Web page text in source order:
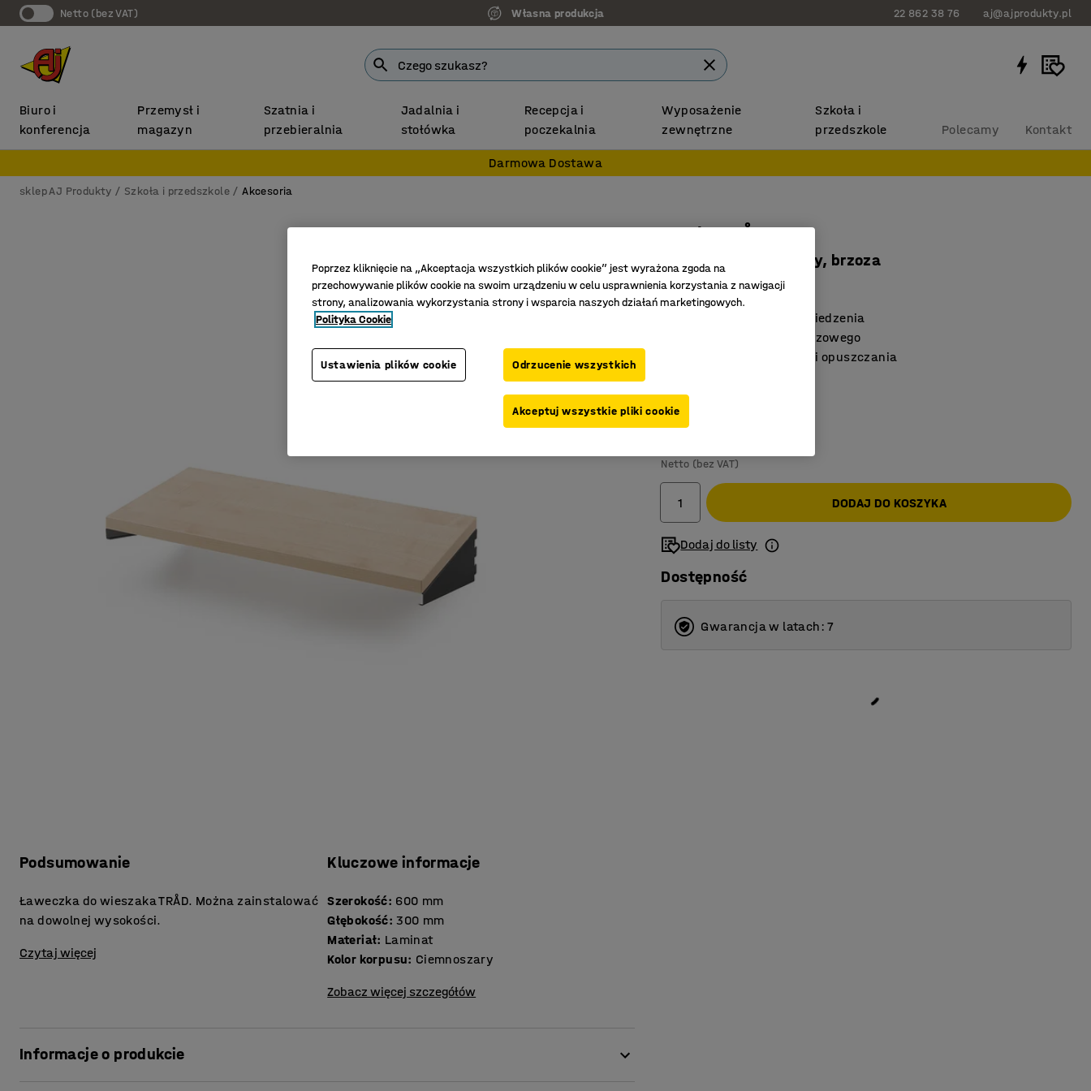
Netto (bez VAT) Własna produkcja 22 862 38 76 aj@ajprodukty.pl
Biuro i
konferencja
Przemysł i
magazyn
Szatnia i
przebieralnia
Jadalnia i
stołówka
Recepcja i
poczekalnia
Wyposażenie
zewnętrzne
Szkoła i
przedszkole
Polecamy Kontakt
Darmowa Dostawa
sklep AJ Produkty Szkoła i przedszkole Akcesoria
Podsumowanie
Ławeczka do wieszaka TRÅD. Można zainstalować
na dowolnej wysokości.
Czytaj więcej
Kluczowe informacje
Szerokość: 600 mm
Głębokość: 300 mm
Materiał: Laminat
Kolor korpusu: Ciemnoszary
Zobacz więcej szczegółów
Informacje o produkcie
Ławka TRÅD
600 mm, ciemnoszary, brzoza
Nr art.:378072
Praktyczne miejsce do siedzenia
Siedzisko z drewna brzozowego
Możliwość podnoszenia i opuszczania
Netto (bez VAT)
DODAJ DO KOSZYKA
Dodaj do listy
Dostępność
Gwarancja w latach: 7
Poprzez kliknięcie na „Akceptacja wszystkich plików cookie” jest wyrażona zgoda na
przechowywanie plików cookie na swoim urządzeniu w celu usprawnienia korzystania z nawigacji
strony, analizowania wykorzystania strony i wsparcia naszych działań marketingowych.
Polityka Cookie
Ustawienia plików cookie Odrzucenie wszystkich
Akceptuj wszystkie pliki cookie